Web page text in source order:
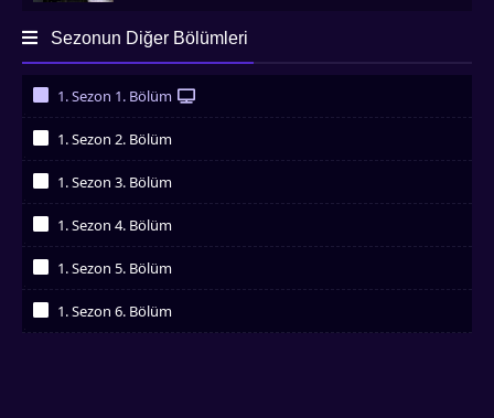
Sezonun Diğer Bölümleri
1. Sezon 1. Bölüm
1. Sezon 2. Bölüm
1. Sezon 3. Bölüm
1. Sezon 4. Bölüm
1. Sezon 5. Bölüm
1. Sezon 6. Bölüm